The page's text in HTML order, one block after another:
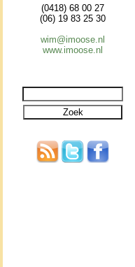
(0418) 68 00 27
(06) 19 83 25 30
wim@imoose.nl
www.imoose.nl